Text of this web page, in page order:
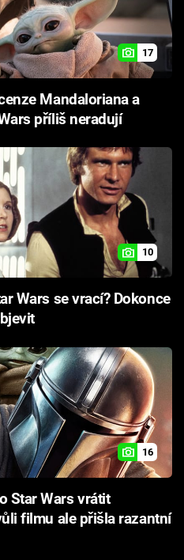
17
Mandaloriana a
příliš neradují
10
Wars se vrací? Dokonce
16
Star Wars vrátit
filmu ale přišla razantní